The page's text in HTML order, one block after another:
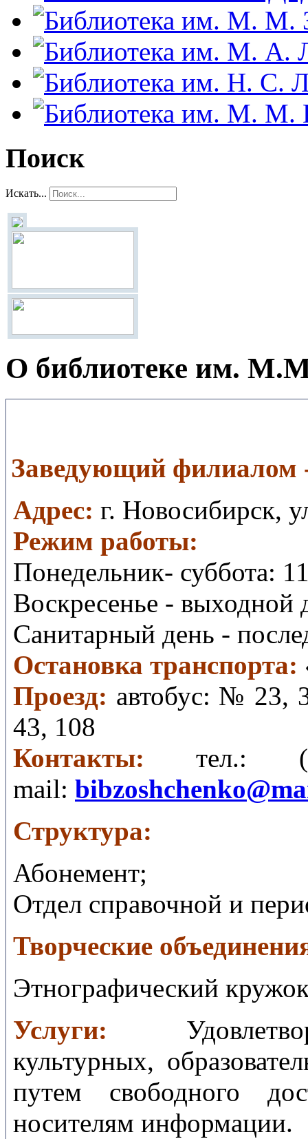
Поиск
Искать...
О библиотеке им.
Заведующий филиалом
Aдрес: г. Новосибирск,
Режим работы:
Понедельник- суббота:
Воскресенье - выходной
Санитарный день -
Остановка транспорта:
Проезд: автобус: № 23,
43, 108
Контакты:тел.:
mail:
Структура:
Абонемент;
Отдел справочной и
Творческие
Этнографический
Услуги:
культурных,
путем свободного
носителям информации.